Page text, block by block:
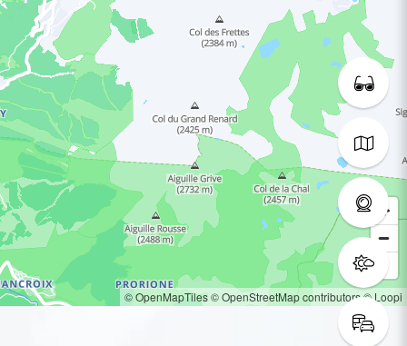
© OpenMapTiles© OpenStreetMap contributors© Loopi